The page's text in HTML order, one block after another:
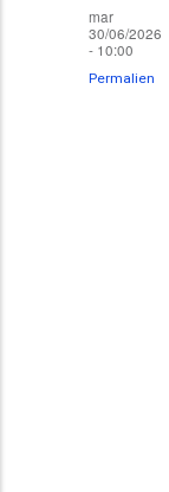
mar
30/06/2026
- 10:00
Permalien